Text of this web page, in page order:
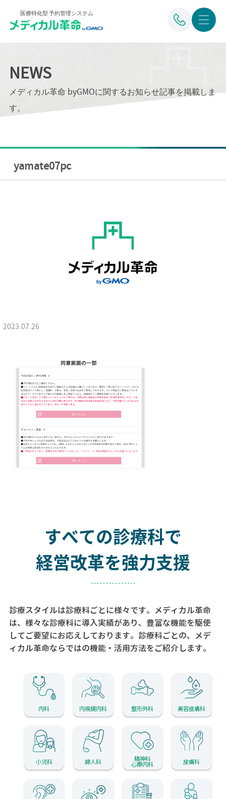
医療特化型 予約管理システム
NEWS
メディカル革命 byGMOに関するお知らせ記事を掲載しま
す。
yamate07pc
2023.07.26
すべての診療科で
経営改革を強力支援
診療スタイルは診療科ごとに様々です。メディカル革命
は、様々な診療科に導入実績があり、 豊富な機能を駆使
してご要望にお応えしております。 診療科ごとの、メデ
ィカル革命ならではの機能・活用方法をご紹介します。
内科 内視鏡内科 整形外科 美容皮膚科
小児科 婦人科 精神科
心療内科 皮膚科